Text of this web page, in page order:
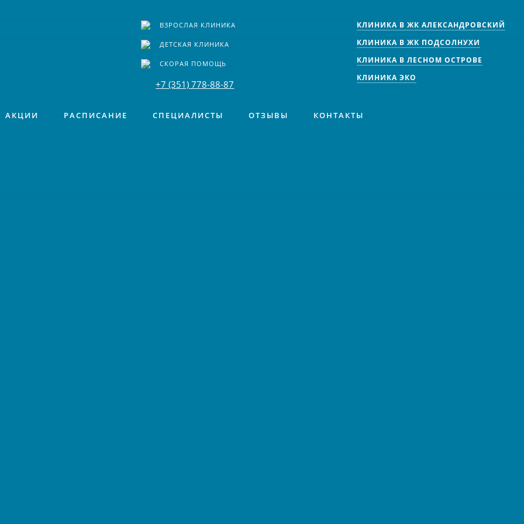
ВЗРОСЛАЯ КЛИНИКА
ДЕТСКАЯ КЛИНИКА
СКОРАЯ ПОМОЩЬ
+7 (351) 778-88-87
КЛИНИКА В ЖК АЛЕКСАНДРОВСКИЙ
КЛИНИКА В ЖК ПОДСОЛНУХИ
КЛИНИКА В ЛЕСНОМ ОСТРОВЕ
КЛИНИКА ЭКО
АКЦИИ РАСПИСАНИЕ СПЕЦИАЛИСТЫ ОТЗЫВЫ КОНТАКТЫ